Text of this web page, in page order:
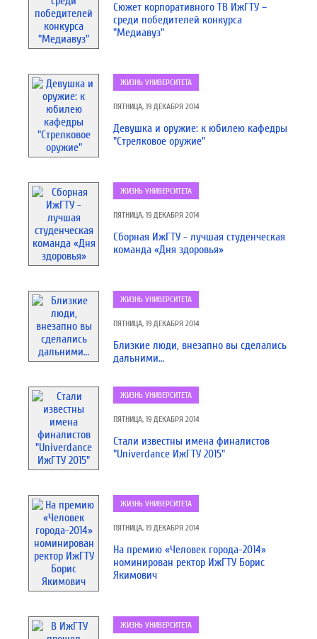
Сюжет корпоративного ТВ ИжГТУ –
среди победителей конкурса
"Медиавуз"
ЖИЗНЬ УНИВЕРСИТЕТА
ПЯТНИЦА, 19 ДЕКАБРЯ 2014
Девушка и оружие: к юбилею кафедры
"Стрелковое оружие"
ЖИЗНЬ УНИВЕРСИТЕТА
ПЯТНИЦА, 19 ДЕКАБРЯ 2014
Сборная ИжГТУ - лучшая студенческая
команда «Дня здоровья»
ЖИЗНЬ УНИВЕРСИТЕТА
ПЯТНИЦА, 19 ДЕКАБРЯ 2014
Близкие люди, внезапно вы сделались
дальними…
ЖИЗНЬ УНИВЕРСИТЕТА
ПЯТНИЦА, 19 ДЕКАБРЯ 2014
Стали известны имена финалистов
"Univerdance ИжГТУ 2015"
ЖИЗНЬ УНИВЕРСИТЕТА
ПЯТНИЦА, 19 ДЕКАБРЯ 2014
На премию «Человек города-2014»
номинирован ректор ИжГТУ Борис
Якимович
ЖИЗНЬ УНИВЕРСИТЕТА